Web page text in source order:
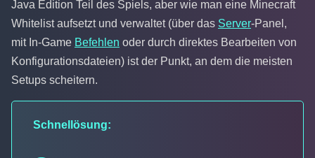
Java Edition Teil des Spiels, aber wie man eine Minecraft
Whitelist aufsetzt und verwaltet (über das Server-Panel,
mit In-Game Befehlen oder durch direktes Bearbeiten von
Konfigurationsdateien) ist der Punkt, an dem die meisten
Setups scheitern.
Schnellösung: